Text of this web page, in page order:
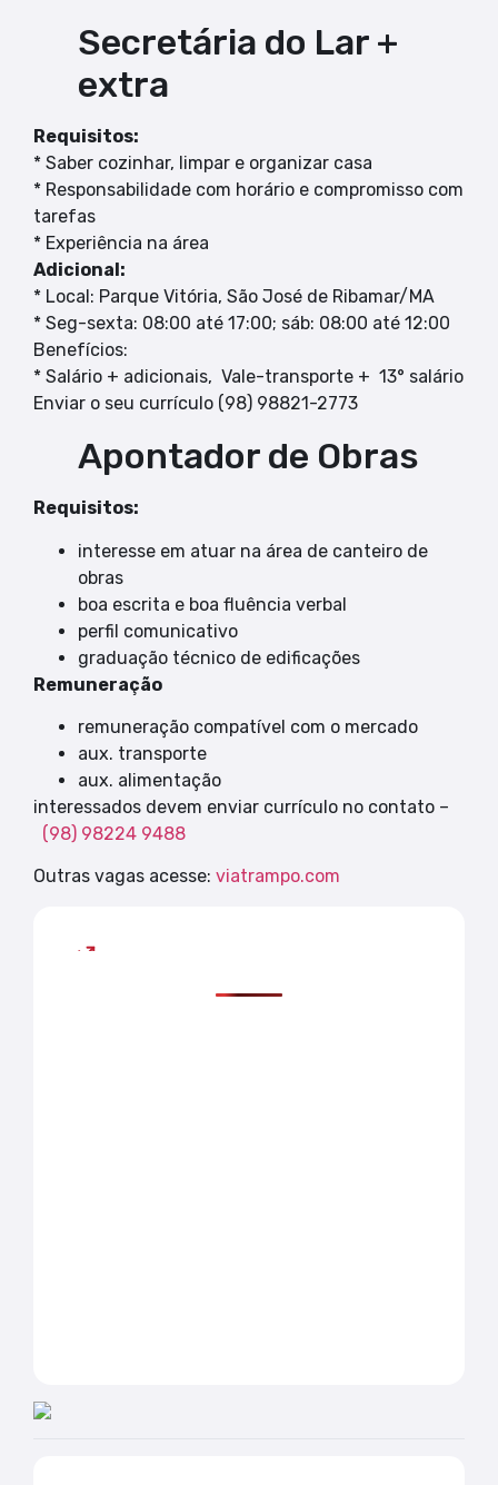
Secretária do Lar +
extra
Requisitos:
* Saber cozinhar, limpar e organizar casa
* Responsabilidade com horário e compromisso com
tarefas
* Experiência na área
Adicional:
* Local: Parque Vitória, São José de Ribamar/MA
* Seg-sexta: 08:00 até 17:00; sáb: 08:00 até 12:00
Benefícios:
* Salário + adicionais, Vale-transporte + 13° salário
Enviar o seu currículo (98) 98821-2773
Apontador de Obras
Requisitos:
interesse em atuar na área de canteiro de
obras
boa escrita e boa fluência verbal
perfil comunicativo
graduação técnico de edificações
Remuneração
remuneração compatível com o mercado
aux. transporte
aux. alimentação
interessados devem enviar currículo no contato –
(98) 98224 9488
Outras vagas acesse: viatrampo.com